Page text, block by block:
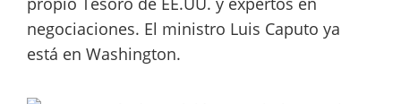
negociaciones. El ministro Luis Caputo ya
está en Washington.